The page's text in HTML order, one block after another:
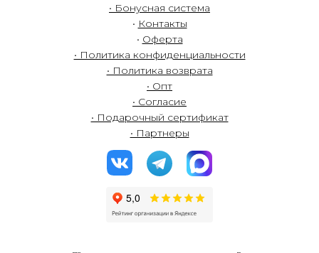
• Бонусная система
• Контакты
• Оферта
• Политика конфиденциальности
• Политика возврата
• Опт
• Согласие
• Подарочный сертификат
• Партнеры